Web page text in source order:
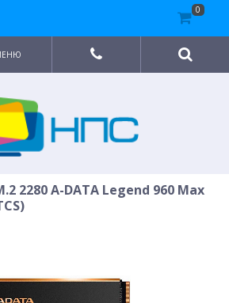
2280 A-DATA Legend 960 Max
0